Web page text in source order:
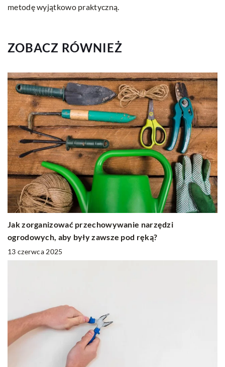
metodę wyjątkowo praktyczną.
ZOBACZ RÓWNIEŻ
Jak zorganizować przechowywanie narzędzi
ogrodowych, aby były zawsze pod ręką?
13 czerwca 2025